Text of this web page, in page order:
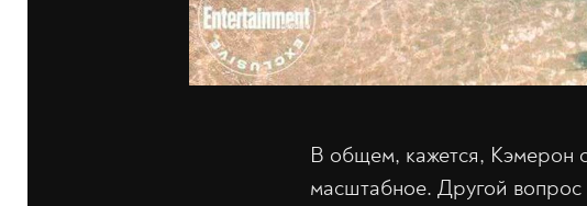
В общем, кажется, Кэмерон
масштабное. Другой